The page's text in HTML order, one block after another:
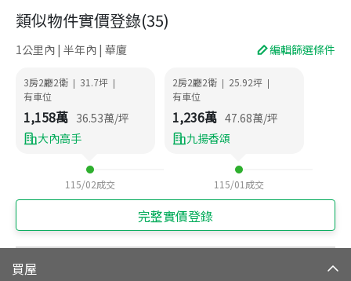
類似物件實價登錄(35)
1公里內 | 半年內 | 華廈 編輯篩選條件
3房2廳2衛 | 31.7坪 |
有車位
1,158萬 36.53萬/坪
大內高手
115/02成交
2房2廳2衛 | 25.92坪 |
有車位
1,236萬 47.68萬/坪
九揚香頌
115/01 成交
完整實價登錄
買屋